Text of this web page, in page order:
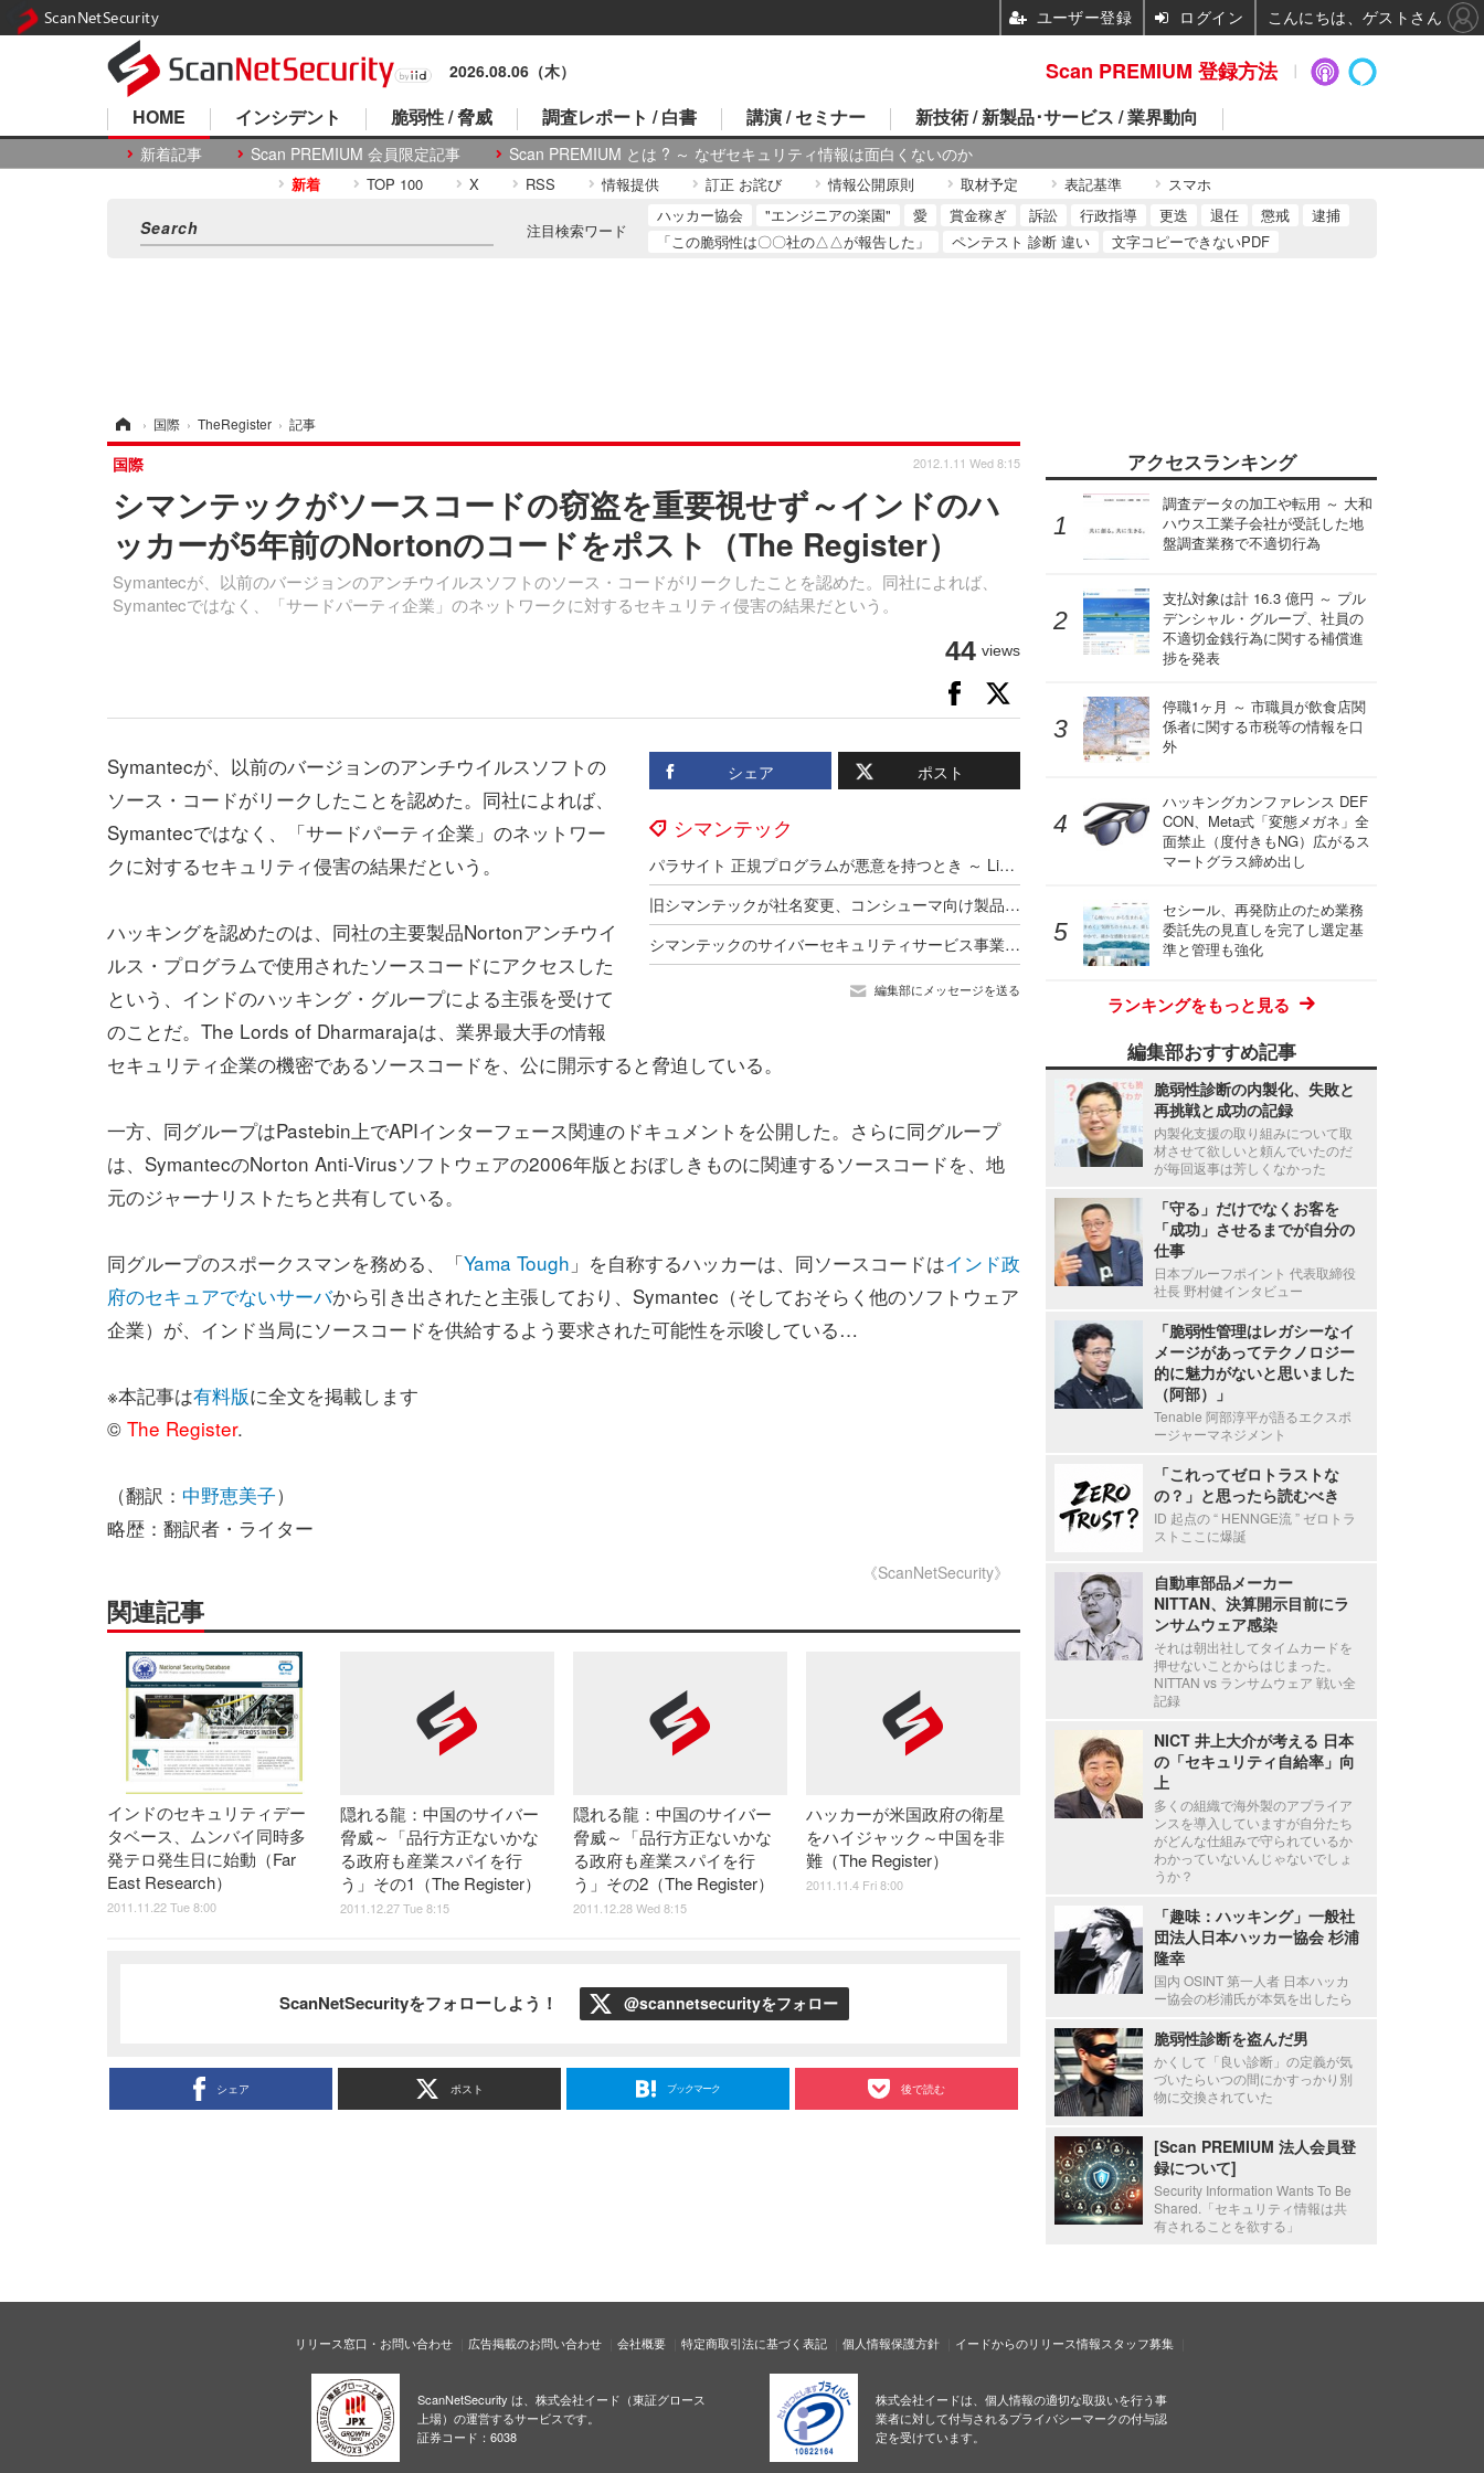
2026.08.06（木）
HOME
新着記事 Scan PREMIUM 会員限定記事 Scan PREMIUM とは ? ～ なぜセキュリティ情報は面白くないのか
インシデント 脆弱性 / 脅威 調査レポート / 白書 講演 / セミナー 新技術 / 新製品･サービス / 業界動向
新着 TOP 100 X RSS 情報提供 訂正 お詫び 情報公開原則 取材予定 表記基準 スマホ
注目検索ワード
ハッカー協会 "エンジニアの楽園" 愛 賞金稼ぎ 訴訟 行政指導 更迭 退任 懲戒
逮捕
「この脆弱性は〇〇社の△△が報告した」
ペンテスト 診断 違い 文字コピーできないPDF
› 国際 › TheRegister › 記事
シマンテックがソースコードの窃盗を重要視せず～インドのハ
ッカーが5年前のNortonのコードをポスト（The Register）
Symantecが、以前のバージョンのアンチウイルスソフトのソース・コードがリークしたことを認めた。同社によれば、
Symantecではなく、「サードパーティ企業」のネットワークに対するセキュリティ侵害の結果だという。
国際 2012.1.11 Wed 8:15
44 views
シェア ポスト
シマンテック
パラサイト 正規プログラムが悪意を持つとき ～ Living Off the Land：環境寄生型攻撃の概要と対策
旧シマンテックが社名変更、コンシューマ向け製品に特化（ノートンライフロック）
シマンテックのサイバーセキュリティサービス事業を買収（アクセンチュア）
編集部にメッセージを送る
Symantecが、以前のバージョンのアンチウイルスソフトの
ソース・コードがリークしたことを認めた。同社によれば、
Symantecではなく、「サードパーティ企業」のネットワー
クに対するセキュリティ侵害の結果だという。
ハッキングを認めたのは、同社の主要製品Nortonアンチウイ
ルス・プログラムで使用されたソースコードにアクセスした
という、インドのハッキング・グループによる主張を受けて
のことだ。The Lords of Dharmarajaは、業界最大手の情報
セキュリティ企業の機密であるソースコードを、公に開示すると脅迫している。
一方、同グループはPastebin上でAPIインターフェース関連のドキュメントを公開した。さらに同グループ
は、SymantecのNorton Anti-Virusソフトウェアの2006年版とおぼしきものに関連するソースコードを、地
元のジャーナリストたちと共有している。
同グループのスポークスマンを務める、「Yama Tough 」を自称するハッカーは、同ソースコードはインド政
府のセキュアでないサーバから引き出されたと主張しており、Symantec（そしておそらく他のソフトウェア
企業）が、インド当局にソースコードを供給するよう要求された可能性を示唆している…
※本記事は有料版に全文を掲載します
© The Register.
（翻訳： 中野恵美子）
略歴：翻訳者・ライター
《ScanNetSecurity》
関連記事
インドのセキュリティデー
タベース、ムンバイ同時多
発テロ発生日に始動（Far
East Research）
2011.11.22 Tue 8:00
隠れる龍：中国のサイバー
脅威～「品行方正ないかな
る政府も産業スパイを行
う」その1（The Register）
2011.12.27 Tue 8:15
隠れる龍：中国のサイバー
脅威～「品行方正ないかな
る政府も産業スパイを行
う」その2（The Register）
2011.12.28 Wed 8:15
ハッカーが米国政府の衛星
をハイジャック～中国を非
難（The Register）
2011.11.4 Fri 8:00
ScanNetSecurityをフォローしよう！ @scannetsecurityをフォロー
シェア ポスト ブックマーク 後で読む
アクセスランキング
調査データの加工や転用 ～ 大和
ハウス工業子会社が受託した地
盤調査業務で不適切行為
支払対象は計 16.3 億円 ～ プル
デンシャル・グループ、社員の
不適切金銭行為に関する補償進
捗を発表
停職1ヶ月 ～ 市職員が飲食店関
係者に関する市税等の情報を口
外
ハッキングカンファレンス DEF
CON、Meta式「変態メガネ」全
面禁止（度付きもNG）広がるス
マートグラス締め出し
セシール、再発防止のため業務
委託先の見直しを完了し選定基
準と管理も強化
ランキングをもっと見る
編集部おすすめ記事
脆弱性診断の内製化、失敗と
再挑戦と成功の記録
内製化支援の取り組みについて取
材させて欲しいと頼んでいたのだ
が毎回返事は芳しくなかった
「守る」だけでなくお客を
「成功」させるまでが自分の
仕事
日本プルーフポイント 代表取締役
社長 野村健インタビュー
「脆弱性管理はレガシーなイ
メージがあってテクノロジー
的に魅力がないと思いました
（阿部）」
Tenable 阿部淳平が語るエクスポ
ージャーマネジメント
「これってゼロトラストな
の？」と思ったら読むべき
ID 起点の “ HENNGE流 ” ゼロトラ
ストここに爆誕
自動車部品メーカー
NITTAN、決算開示目前にラ
ンサムウェア感染
それは朝出社してタイムカードを
押せないことからはじまった。
NITTAN vs ランサムウェア 戦い全
記録
NICT 井上大介が考える 日本
の「セキュリティ自給率」向
上
多くの組織で海外製のアプライア
ンスを導入していますが自分たち
がどんな仕組みで守られているか
わかっていないんじゃないでしょ
うか？
「趣味：ハッキング」一般社
団法人日本ハッカー協会 杉浦
隆幸
国内 OSINT 第一人者 日本ハッカ
ー協会の杉浦氏が本気を出したら
脆弱性診断を盗んだ男
かくして「良い診断」の定義が気
づいたらいつの間にかすっかり別
物に交換されていた
[Scan PREMIUM 法人会員登
録について]
Security Information Wants To Be
Shared.「セキュリティ情報は共
有されることを欲する」
リリース窓口・お問い合わせ 広告掲載のお問い合わせ 会社概要 特定商取引法に基づく表記 個人情報保護方針 イードからのリリース情報スタッフ募集
ScanNetSecurity は、株式会社イード（東証グロース
上場）の運営するサービスです。
証券コード：6038
株式会社イードは、個人情報の適切な取扱いを行う事
業者に対して付与されるプライバシーマークの付与認
定を受けています。
Scan PREMIUM 登録方法
ScanNetSecurity ユーザー登録 ログイン こんにちは、ゲストさん